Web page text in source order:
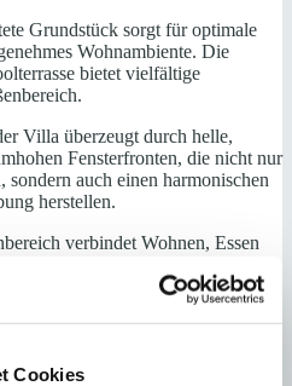
Cookies
Grundstück sorgt für optimale
Wohnambiente. Die
bietet vielfältige
Villa überzeugt durch helle,
Fensterfronten, die nicht nur
auch einen harmonischen
herstellen.
verbindet Wohnen, Essen
Zentrum des Hauses. Die
fügt sich stilvoll in das Gesamtbild
den eleganten, zeitlosen
ein Gefühl von Wertigkeit.
Modernste Haustechnik